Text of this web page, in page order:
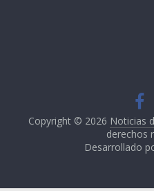
Copyright © 2026 Noticias
derechos
Desarrollado